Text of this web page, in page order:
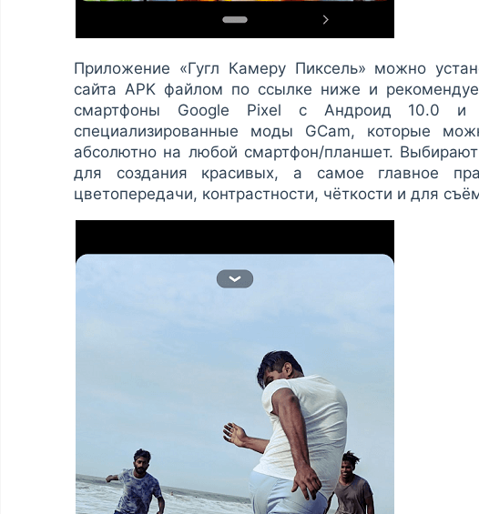
Приложение «Гугл Камеру Пиксель» можно
сайта APK файлом по ссылке ниже и
смартфоны Google Pixel с Андроид 10.0 и
специализированные моды GCam, которые
абсолютно на любой смартфон/планшет.
для создания красивых, а самое главное
цветопередачи, контрастности, чёткости и для